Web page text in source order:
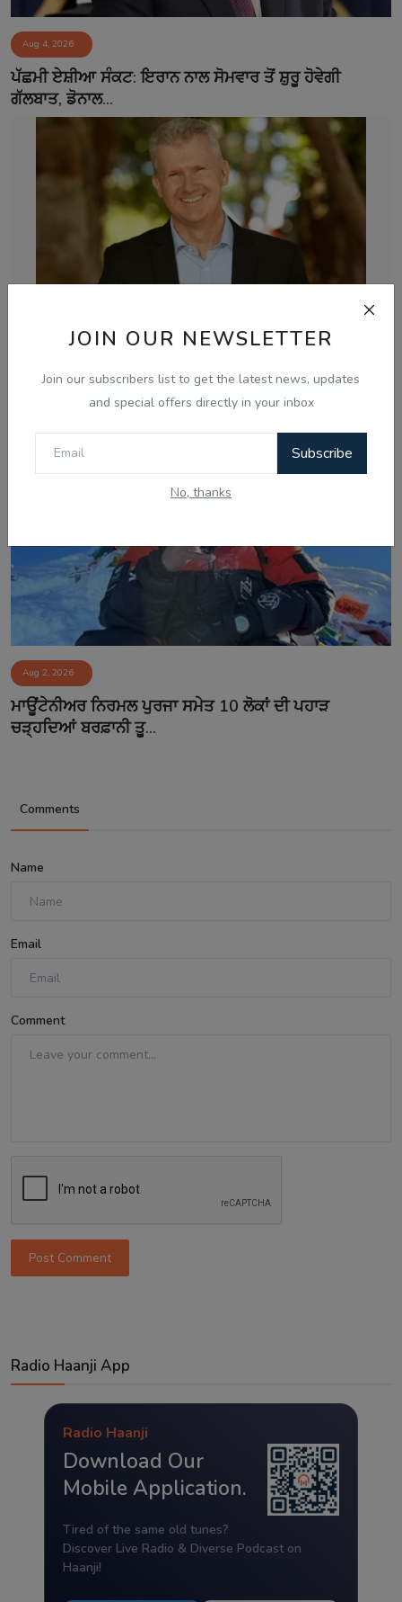
JOIN OUR NEWSLETTER
Join our subscribers list to get the latest news, updates
and special offers directly in your inbox
Subscribe
No, thanks
Aug 4, 2026
ਪੱਛਮੀ ਏਸ਼ੀਆ ਸੰਕਟ: ਇਰਾਨ ਨਾਲ ਸੋਮਵਾਰ ਤੋਂ ਸ਼ੁਰੂ ਹੋਵੇਗੀ
ਗੱਲਬਾਤ, ਡੋਨਾਲ...
ਗੈਰ-ਕਾਨੂੰਨੀ ਪ੍ਰਵਾਸ ਵਿਰੁੱਧ ਆਸਟ੍ਰੇਲੀਆਈ ਸਰਕਾਰ ਦਾ ਸਖ਼ਤ
Aug 2, 2026
ਮਾਊਂਟੇਨੀਅਰ ਨਿਰਮਲ ਪੁਰਜਾ ਸਮੇਤ 10 ਲੋਕਾਂ ਦੀ ਪਹਾੜ
ਚੜ੍ਹਦਿਆਂ ਬਰਫ਼ਾਨੀ ਤੂ...
Comments
Name
Email
Comment
Post Comment
Radio Haanji App
Radio Haanji
Download Our
Mobile Application.
Tired of the same old tunes?
Discover Live Radio & Diverse Podcast on
Haanji!